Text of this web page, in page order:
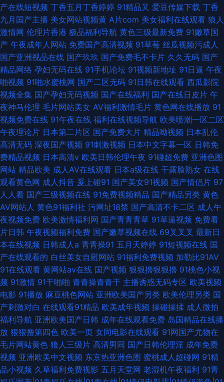
产在线短视频 丁香五月丁香婷婷 91精品又 爱豆传媒下载 丁香
九月国产主播 美女网站视频黄 A片com 美女福利在线观看 狼人
激情网 伦理片香港 极品福利导航 黄色三级最新免费 91嫩草国
产 午夜成年人网站 免费国产高清视频 91草莓 丝瓜视频污成人
国产亚洲视品在线 国产玖玖 国产免费毛不卡片 久久无码 国产
精品网络 孕妇无码在线 91手机论坛 91视频新地址 91日逼 午夜
啪视频 91啪水蜜桃网 国产二区无码 91日韩在线观看 西瓜影院
视频全集 国产孕妇无码视频 国产在线福利 国产在线日皮片 午
夜神马伦理 毛片网站美女 AV福利激情毛片 黄色网在线播放 91
视频免费在线 91午夜在线 福利在线视频导航 欧美喷潮一区二区
午夜理论片 日本第二片区 国产免费大片 精品呦视频 日本乱伦
高清无码 深夜国产视频 91刺激视频 日本中文字幕一区 日韩免
费精品视频 日本高清v 欧美日韩伦理午夜 91碰超免费 亚洲色图
网站 精品欧美 成人AV在线观看 日本a级在线 干露脸熟女 在线
观看黄色网 成人抖音 爰上碰91 国产美女91视频 国产情侣片 97
人人看 国产三级视频在线 91免费视频精品 国产精品另类 黄色
AV网站人 黄色91福利社 污网址18禁 国产高清不卡二区 成人午
夜视频免费 欧美激情福利网 国产青青青草 91草逼视频 免费看
片日韩 午夜视频福利免费 国产嫩草视频在线 69叉叉叉 最新日
本在线视频 日韩成人a 青青操91 五月天婷婷 91短视频在线 国
产在线观看的 白丝美女自慰网站 91福利免费视频 加勒比91AV
91在线观看 黄网站av在线 国产视频 狠狠擼狠狠擼 91桃色小视
频 91激情 91干啪啪 青青操青青干 主播诱惑无码专区 欧美视频
电影 91播放 麻豆桃色网站 亚洲欧美国产另类 欧美伦理另类 国
产刺激对白 在线观看91精品 欧美成年视频 操碰操揉 成人微拍
福利导航 亚洲欧美国产日韩 成年在线观看免费 岛国精品在线播
放 狠狠撸第四色 欧美一页 女同电影在线观看 91网国产尤物在
毛片网站黄色 狼人三级片 高清男同 国产日韩伦理淫 成年免费
视频 亚洲欧美中文视频 东京热亚洲色图 蜜桃成人超碰网 91精
品小视频 久草福利免费视影 五月天堂网 老湿机午夜福利 91青